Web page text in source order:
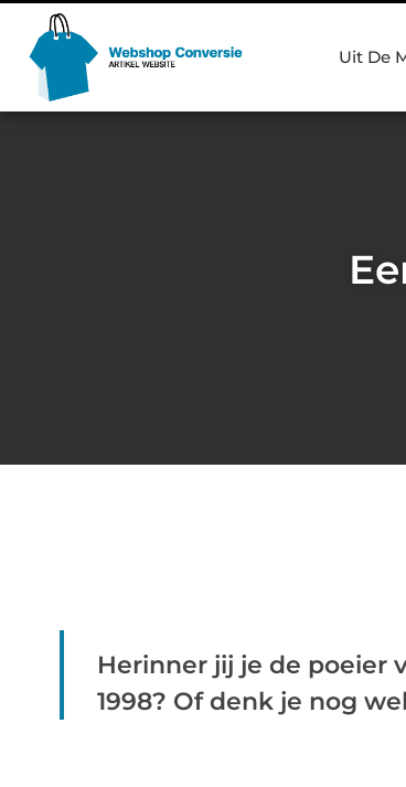
Uit De
Herinner jij je de poeier
1998? Of denk je nog